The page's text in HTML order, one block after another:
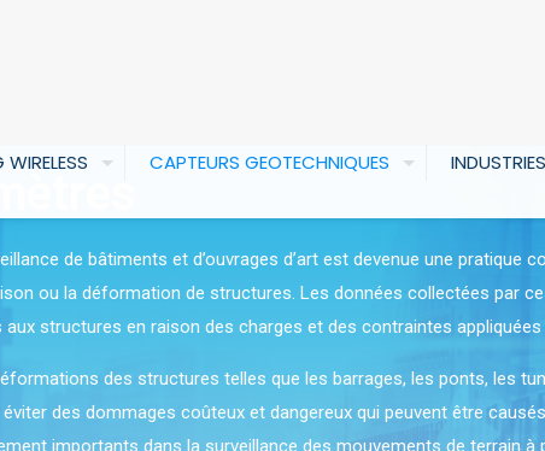
CAPTEURS GEOTECHNIQUES INDUSTRIES
de bâtiments et d’ouvrages d’art est devenue une pratique
ou la déformation de structures. Les données collectées par
structures en raison des charges et des contraintes
des structures telles que les barrages, les ponts, les
des dommages coûteux et dangereux qui peuvent être
importants dans la surveillance des mouvements de terrain